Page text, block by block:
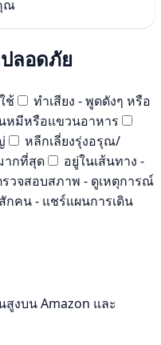
ณ
ลอดภัย
ช้
ทำเสียง - พูดดังๆ หรือ
หมีหรือแขวนอาหาร
หลีกเลี่ยงรุ่งอรุณ/
ากที่สุด
อยู่ในเส้นทาง -
รวจสอบสภาพ - ดูเหตุการณ์
กคน - แชร์แผนการเดิน
งบน Amazon และ